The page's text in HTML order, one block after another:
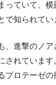
っていて、横
で知られてい
、進撃のノ
されています
プロテーゼ